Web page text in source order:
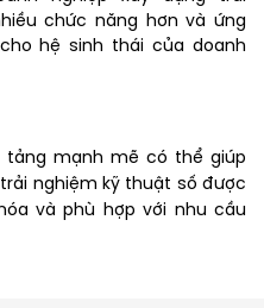
chức năng hơn và ứng
hệ sinh thái của doanh
tảng mạnh mẽ có thể giúp
nghiệm kỹ thuật số được
và phù hợp với nhu cầu